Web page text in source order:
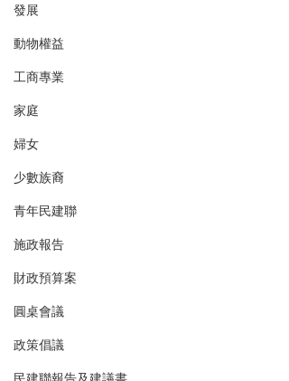
發展
動物權益
工商專業
家庭
婦女
少數族裔
青年民建聯
施政報告
財政預算案
圓桌會議
政策倡議